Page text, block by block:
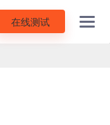
在线测试